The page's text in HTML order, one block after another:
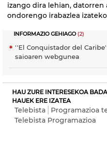
izango dira lehian, datorren
ondorengo irabazlea
INFORMAZIO GEHIAGO(2)
''El Conquistador del
saioaren webgunea
HAU ZURE INTERESEKOA
HAUEK ERE IZATEA
Telebista
Programazioa
Telebista Programazioa